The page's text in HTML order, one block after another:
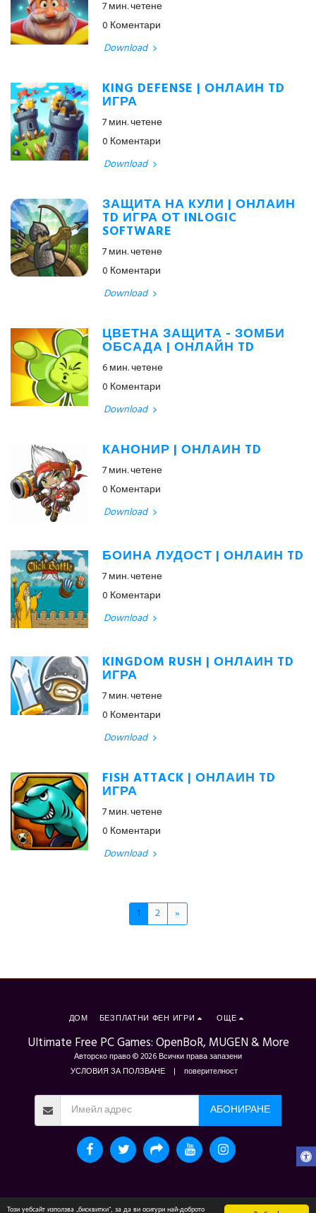
Този уебсайт използва „бисквитки“, за да ви осигури най-доброто
7 мин. четене
0 Коментари
Download
KING DEFENSE | ОНЛАЙН TD
ИГРА
7 мин. четене
0 Коментари
Download
ЗАЩИТА НА КУЛИ | ОНЛАЙН
TD ИГРА ОТ INLOGIC
SOFTWARE
7 мин. четене
0 Коментари
Download
ЦВЕТНА ЗАЩИТА - ЗОМБИ
ОБСАДА | ОНЛАЙН TD
6 мин. четене
0 Коментари
Download
КАНОНИР | ОНЛАЙН TD
7 мин. четене
0 Коментари
Download
БОЙНА ЛУДОСТ | ОНЛАЙН TD
7 мин. четене
0 Коментари
Download
KINGDOM RUSH | ОНЛАЙН TD
ИГРА
7 мин. четене
0 Коментари
Download
FISH ATTACK | ОНЛАЙН TD
ИГРА
7 мин. четене
0 Коментари
Download
1 2 »
Ultimate Free PC Games: OpenBoR, MUGEN & More
Авторско право © 2026 Всички права запазени
УСЛОВИЯ ЗА ПОЛЗВАНЕ| поверителност
ДОМ БЕЗПЛАТНИ ФЕН ИГРИ ОЩЕ
АБОНИРАНЕ